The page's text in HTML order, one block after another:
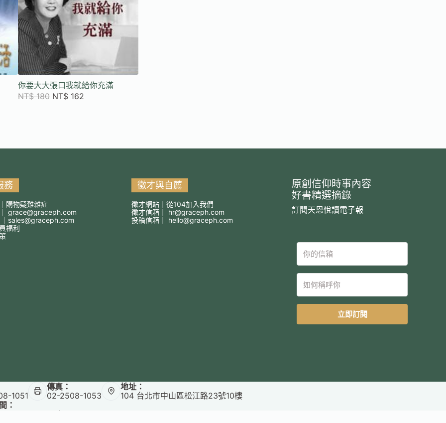
你要大大張口我就給你充滿
NT$180 NT$162
務
購物疑難雜症
grace@graceph.com
sales@graceph.com
福利
徵才與自薦
徵才網站｜從104加入我們
徵才信箱｜ hr@graceph.com
投稿信箱｜ hello@graceph.com
原創信仰時事內容
好書精選摘錄
訂閱天恩悅讀電子報
立即訂閱
1051
傳真：
02-2508-1053
地址：
104 台北市中山區松江路23號10樓
：